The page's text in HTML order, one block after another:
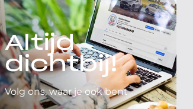
Altijd
dichtbij!
Volg ons, waar je ook bent